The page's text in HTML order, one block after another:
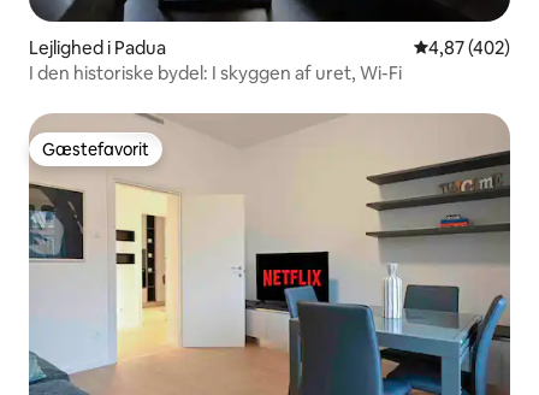
Lejlighed i Padua 4,87 ud af 5 i
4,87 (402)
I den historiske bydel: I skyggen af uret, Wi-Fi
Gæstefavorit
Gæstefavorit